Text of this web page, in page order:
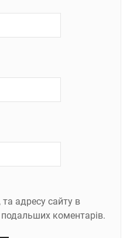
адресу сайту в
коментарів.